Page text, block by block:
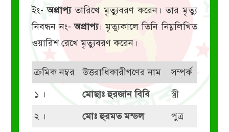
ইং-অপ্রাপ্যতারিখে মৃত্যুবরণ করেন। তার মৃত্যু
নিবন্ধন নং-অপ্রাপ্য। মৃত্যুকালে তিনি নিম্নলিখিত
ওয়ারিশ রেখে মৃত্যুবরণ করেন।
ক্রমিক নম্বর উত্তরাধিকারীগণের নাম
সম্পর্ক
১ ।
মোছাঃ হুরজান বিবি
স্ত্রী
২ ।
মোঃ হুরমত মন্ডল
পুত্র